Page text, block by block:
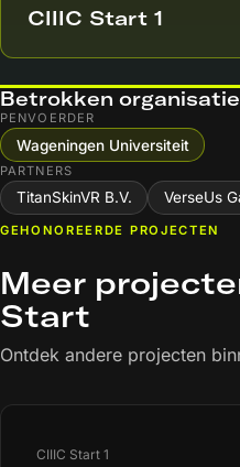
CIIIC Start 1
Betrokken
PENVOERDER
Wageningen Universiteit
PARTNERS
TitanSkinVR B.V. VerseUs
GEHONOREERDE PROJECTEN
Meer
Start
Ontdek andere projecten
CIIIC Start 1